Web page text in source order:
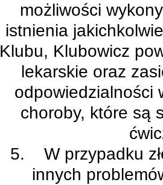
możliwości
istnienia
Klubu, Klubowicz
lekarskie oraz
odpowiedzialności
choroby, które są
5. W przypadku
innych